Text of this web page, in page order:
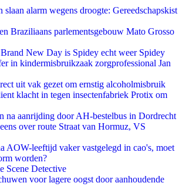
slaan alarm wegens droogte: Gereedschapskist
Braziliaans parlementsgebouw Mato Grosso
New Day is Spidey echt weer Spidey
in kindermisbruikzaak zorgprofessional Jan
uit vak gezet om ernstig alcoholmisbruik
klacht in tegen insectenfabriek Protix om
na aanrijding door AH-bestelbus in Dordrecht
over route Straat van Hormuz, VS
AOW-leeftijd vaker vastgelegd in cao's, moet
worden?
Scene Detective
voor lagere oogst door aanhoudende